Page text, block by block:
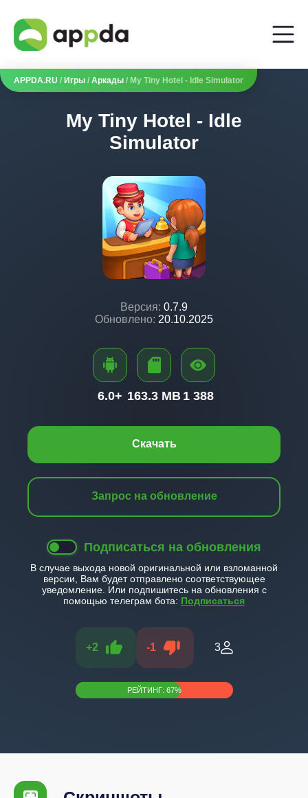
APPDA.RU / Игры / Аркады / My Tiny Hotel - Idle Simulator
My Tiny Hotel - Idle
Simulator
Версия: 0.7.9
Обновлено: 20.10.2025
Скачать
Запрос на обновление
Подписаться на обновления
В случае выхода новой оригинальной или взломанной
версии, Вам будет отправлено соответствующее
уведомление. Или подпишитесь на обновления с
помощью телеграм бота: Подписаться
+2 -1 3
РЕЙТИНГ: 67%
6.0+ 163.3 MB 1 388